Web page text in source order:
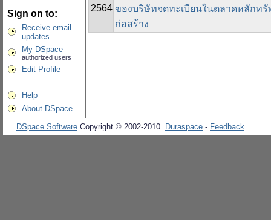
Sign on to:
Receive email
updates
My DSpace
authorized users
Edit Profile
Help
About DSpace
2564 ของบริษัทจดทะเบียนในตลาดหลักท
ก่อสร้าง
DSpace Software Copyright © 2002-2010 Duraspace - Feedback